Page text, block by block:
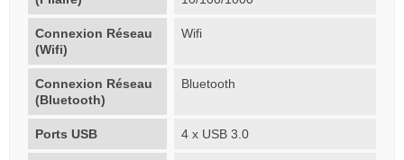
Connexion Réseau
(Wifi)
Wifi
Connexion Réseau
(Bluetooth)
Bluetooth
Ports USB 4 x USB 3.0